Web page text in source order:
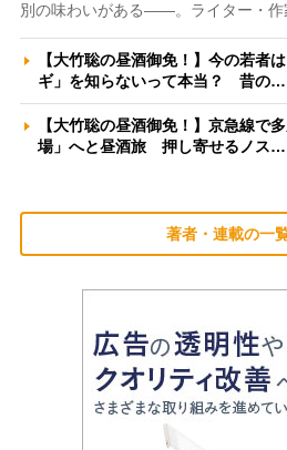
別の味わいがある――。ライター・
【大竹聡の昼酒御免！】今の若者
ギ」を知らないって本当？ 昔の…
【大竹聡の昼酒御免！】京急線で
場」へと昼酒旅 押し寄せるノス…
著者・連載の一